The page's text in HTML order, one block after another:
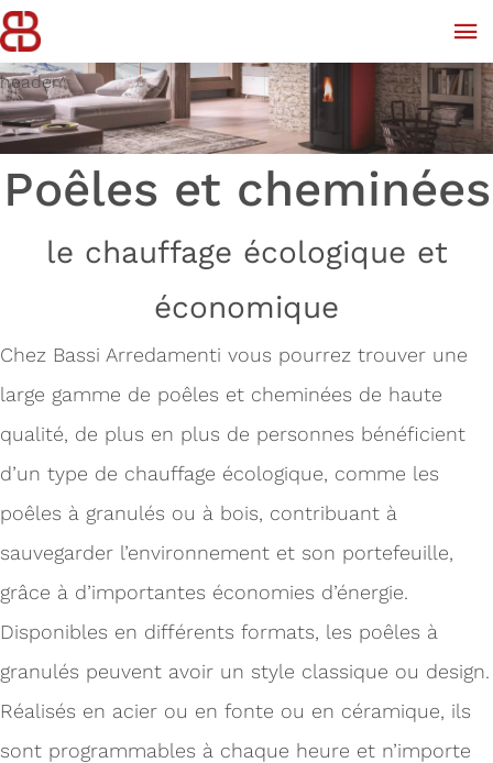
header
Poêles et cheminées
le chauffage écologique et
économique
Chez Bassi Arredamenti vous pourrez trouver une
large gamme de poêles et cheminées de haute
qualité, de plus en plus de personnes bénéficient
d’un type de chauffage écologique, comme les
poêles à granulés ou à bois, contribuant à
sauvegarder l’environnement et son portefeuille,
grâce à d’importantes économies d’énergie.
Disponibles en différents formats, les poêles à
granulés peuvent avoir un style classique ou design.
Réalisés en acier ou en fonte ou en céramique, ils
sont programmables à chaque heure et n’importe